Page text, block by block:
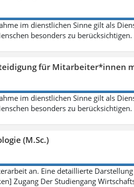
im dienstlichen Sinne gilt als
besonders zu berücksichtigen.
für Mitarbeiter*innen
im dienstlichen Sinne gilt als
besonders zu berücksichtigen.
(M.Sc.)
an. Eine detaillierte
Zugang Der Studiengang